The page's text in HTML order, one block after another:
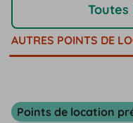
AUTRES POINTS DE
Points de location